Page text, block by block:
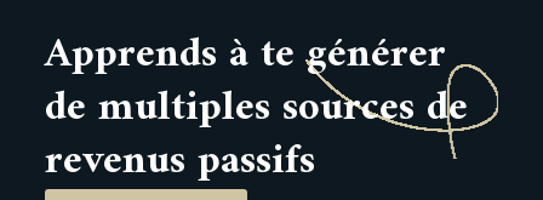
Apprends à te générer
de multiples sources de
revenus passifs